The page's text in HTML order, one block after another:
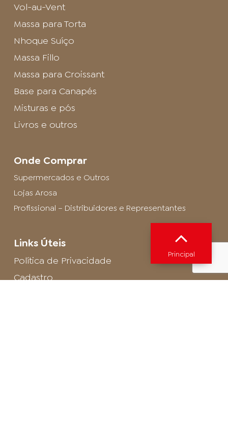
Vol-au-Vent
Massa para Torta
Nhoque Suíço
Massa Fillo
Massa para Croissant
Base para Canapés
Misturas e pós
Livros e outros
Onde Comprar
Supermercados e Outros
Lojas Arosa
Profissional – Distribuidores e Representantes
Links Úteis
Política de Privacidade
Cadastro
Principal